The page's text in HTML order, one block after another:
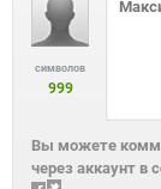
символов
999
Вы можете
через аккаунт в